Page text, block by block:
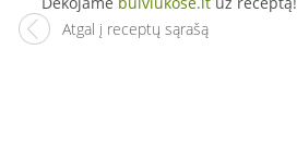
Atgal į receptų sąrašą